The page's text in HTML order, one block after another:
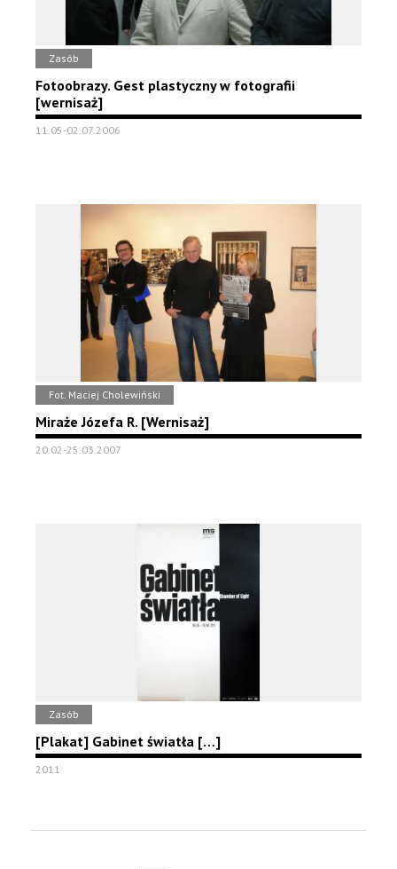
Zasób
Fotoobrazy. Gest plastyczny w fotografii
[wernisaż]
11.05-02.07.2006
Fot. Maciej Cholewiński
Miraże Józefa R. [Wernisaż]
20.02-25.03.2007
Zasób
[Plakat] Gabinet światła […]
2011